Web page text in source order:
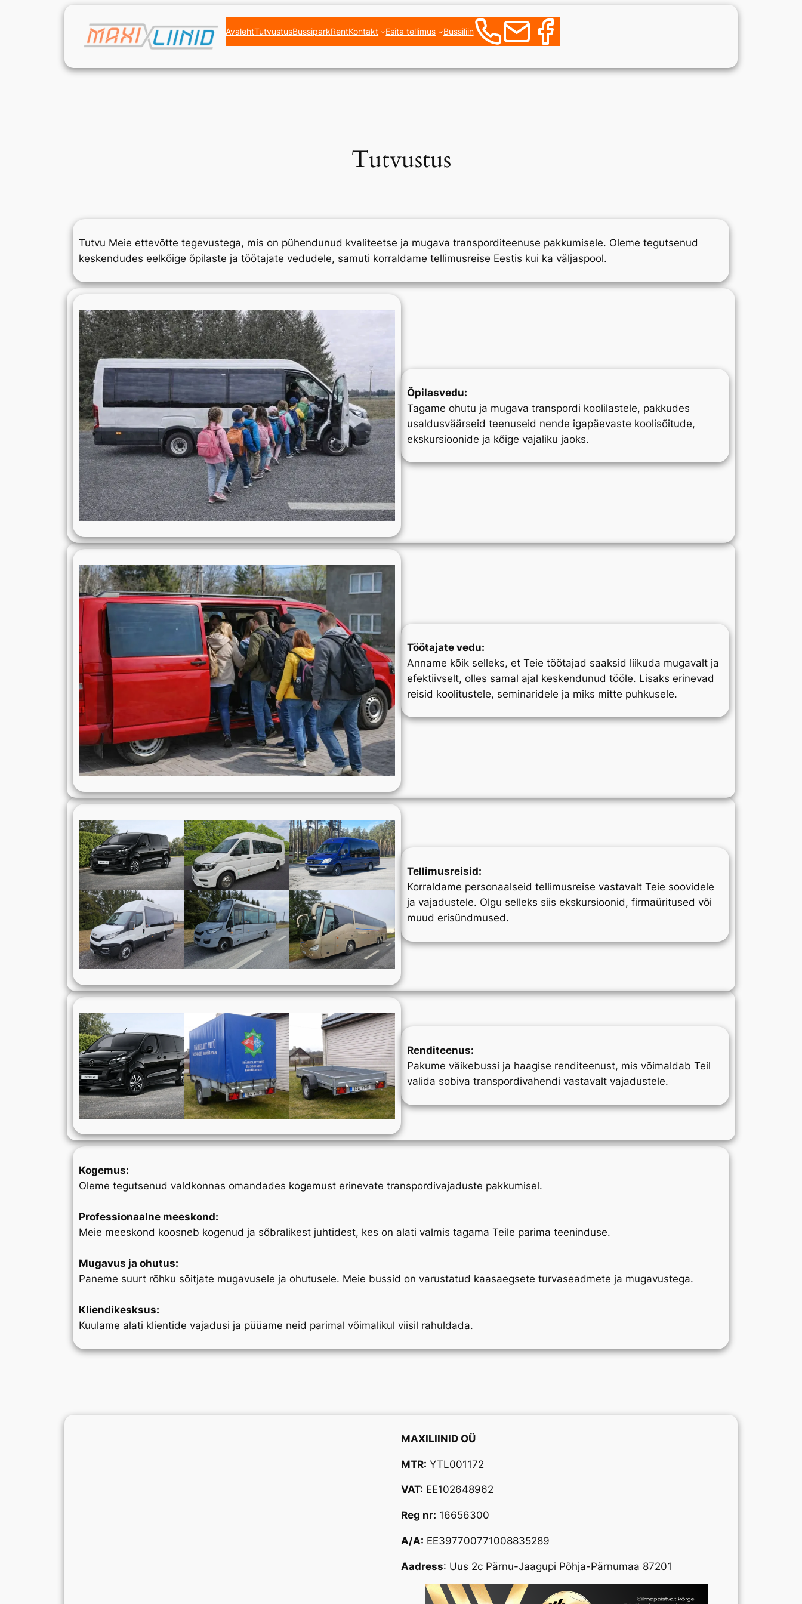
AvalehtTutvustusBussiparkRentKontakt Esita tellimus Bussiliin
Tutvustus
Tutvu Meie ettevõtte tegevustega, mis on pühendunud kvaliteetse ja mugava transporditeenuse pakkumisele. Oleme tegutsenud
keskendudes eelkõige õpilaste ja töötajate vedudele, samuti korraldame tellimusreise Eestis kui ka väljaspool.
Õpilasvedu:
Tagame ohutu ja mugava transpordi koolilastele, pakkudes
usaldusväärseid teenuseid nende igapäevaste koolisõitude,
ekskursioonide ja kõige vajaliku jaoks.
Töötajate vedu:
Anname kõik selleks, et Teie töötajad saaksid liikuda mugavalt ja
efektiivselt, olles samal ajal keskendunud tööle. Lisaks erinevad
reisid koolitustele, seminaridele ja miks mitte puhkusele.
Tellimusreisid:
Korraldame personaalseid tellimusreise vastavalt Teie soovidele
ja vajadustele. Olgu selleks siis ekskursioonid, firmaüritused või
muud erisündmused.
Renditeenus:
Pakume väikebussi ja haagise renditeenust, mis võimaldab Teil
valida sobiva transpordivahendi vastavalt vajadustele.
Kogemus:
Oleme tegutsenud valdkonnas omandades kogemust erinevate transpordivajaduste pakkumisel.
Professionaalne meeskond:
Meie meeskond koosneb kogenud ja sõbralikest juhtidest, kes on alati valmis tagama Teile parima teeninduse.
Mugavus ja ohutus:
Paneme suurt rõhku sõitjate mugavusele ja ohutusele. Meie bussid on varustatud kaasaegsete turvaseadmete ja mugavustega.
Kliendikesksus:
Kuulame alati klientide vajadusi ja püüame neid parimal võimalikul viisil rahuldada.
MAXILIINID OÜ
MTR: YTL001172
VAT: EE102648962
Reg nr: 16656300
A/A: EE397700771008835289
Aadress: Uus 2c Pärnu-Jaagupi Põhja-Pärnumaa 87201